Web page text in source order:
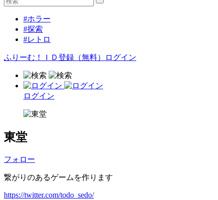
#ホラー
#探索
#レトロ
ふりーむ！ＩＤ登録（無料） ログイン
ログイン
東堂
フォロー
繋がりのあるゲームを作ります
https://twitter.com/todo_sedo/